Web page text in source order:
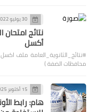
30 يوليو 2022
أكسل
#نتائج_الثانوية_العامة ملف
محافظات الضفة )
15 أكتوبر 2025
هام: رابط